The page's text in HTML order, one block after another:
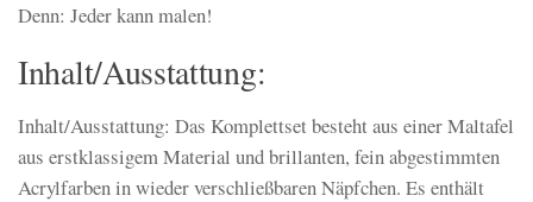
Denn: Jeder kann malen!
Inhalt/Ausstattung:
Inhalt/Ausstattung: Das Komplettset besteht aus einer Maltafel
aus erstklassigem Material und brillanten, fein abgestimmten
Acrylfarben in wieder verschließbaren Näpfchen. Es enthält